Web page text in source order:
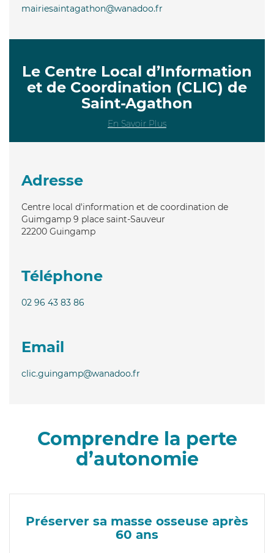
mairiesaintagathon@wanadoo.fr
Le Centre Local d’Information
et de Coordination (CLIC) de
Saint-Agathon
En Savoir Plus
Adresse
Centre local d'information et de coordination de
Guimgamp 9 place saint-Sauveur
22200 Guingamp
Téléphone
02 96 43 83 86
Email
clic.guingamp@wanadoo.fr
Comprendre la perte
d’autonomie
Préserver sa masse osseuse après
60 ans